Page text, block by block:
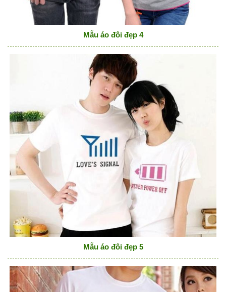
Mẫu áo đôi đẹp 4
Mẫu áo đôi đẹp 5